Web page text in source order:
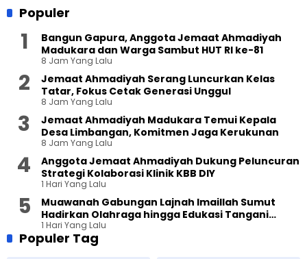
Populer
Bangun Gapura, Anggota Jemaat Ahmadiyah
Madukara dan Warga Sambut HUT RI ke-81
8 Jam Yang Lalu
Jemaat Ahmadiyah Serang Luncurkan Kelas
Tatar, Fokus Cetak Generasi Unggul
8 Jam Yang Lalu
Jemaat Ahmadiyah Madukara Temui Kepala
Desa Limbangan, Komitmen Jaga Kerukunan
8 Jam Yang Lalu
Anggota Jemaat Ahmadiyah Dukung Peluncuran
Strategi Kolaborasi Klinik KBB DIY
1 Hari Yang Lalu
Muawanah Gabungan Lajnah Imaillah Sumut
Hadirkan Olahraga hingga Edukasi Tangani
Sampah
1 Hari Yang Lalu
Populer Tag